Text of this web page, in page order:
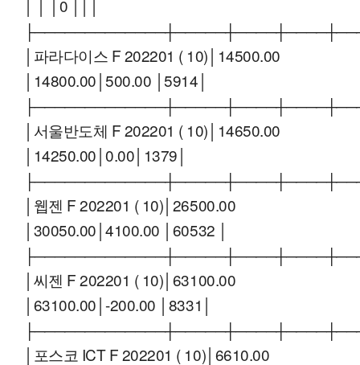
│ │ │0 │││
│파라다이스 F 202201 ( 10)│14500.00
│14800.00│500.00 │5914│
│서울반도체 F 202201 ( 10)│14650.00
│14250.00│0.00│1379│
│웹젠 F 202201 ( 10)│26500.00
│30050.00│4100.00 │60532 │
│씨젠 F 202201 ( 10)│63100.00
│63100.00│-200.00 │8331│
│포스코 ICT F 202201 ( 10)│6610.00